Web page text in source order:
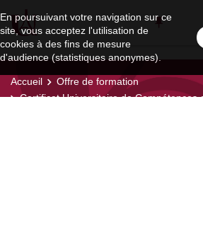
En poursuivant votre navigation sur ce
site, vous acceptez l'utilisation de
cookies à des fins de mesure
d'audience (statistiques anonymes).
Accueil
Offre de formation
Certificat Universitaire de Compétences